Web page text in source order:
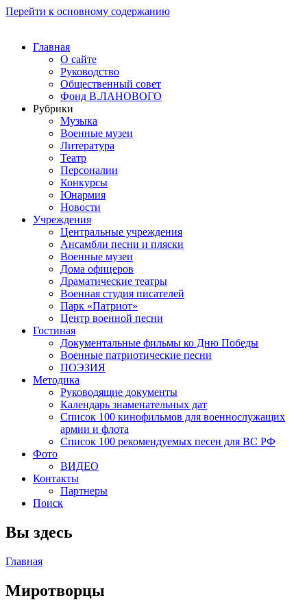
Перейти к основному содержанию
Главная
О сайте
Руководство
Общественный совет
Фонд В.ЛАНОВОГО
Рубрики
Музыка
Военные музеи
Литература
Театр
Персоналии
Конкурсы
Юнармия
Новости
Учреждения
Центральные учреждения
Ансамбли песни и пляски
Военные музеи
Дома офицеров
Драматические театры
Военная студия писателей
Парк «Патриот»
Центр военной песни
Гостиная
Документальные фильмы ко Дню Победы
Военные патриотические песни
ПОЭЗИЯ
Методика
Руководящие документы
Календарь знаменательных дат
Список 100 кинофильмов для военнослужащих
армии и флота
Список 100 рекомендуемых песен для ВС РФ
Фото
ВИДЕО
Контакты
Партнеры
Поиск
Вы здесь
Главная
Миротворцы